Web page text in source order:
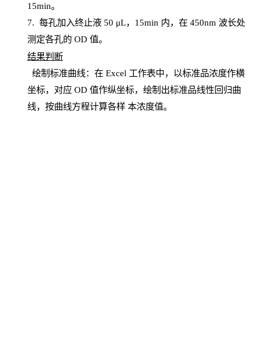
15min。
7. 每孔加入终止液 50 μL， 15min 内，在450nm 波长处
测定各孔的 OD 值。
结果判断
绘制标准曲线：在 Excel 工作表中，以标准品浓度作横
坐标，对应OD 值作纵坐标，绘制出标准品线性回归曲
线，按曲线方程计算各样 本浓度值。